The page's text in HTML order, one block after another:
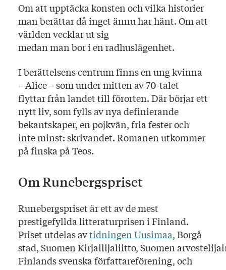
Om att upptäcka konsten och vilka historier
man berättar då inget ännu har hänt. Om att
världen vecklar ut sig
medan man bor i en radhuslägenhet.
I berättelsens centrum finns en ung kvinna
– Alice – som under mitten av 70-talet
flyttar från landet till förorten. Där börjar ett
nytt liv, som fylls av nya definierande
bekantskaper, en pojkvän, fria fester och
inte minst: skrivandet. Romanen utkommer
på finska på Teos.
Om Runebergspriset
Runebergspriset är ett av de mest
prestigefyllda litteraturprisen i Finland.
Priset utdelas avtidningen Uusimaa, Borgå
stad, Suomen Kirjailijaliitto, Suomen
Finlands svenska författareförening, och